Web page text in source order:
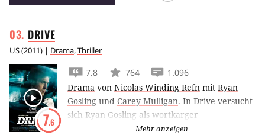
verfangen.
DRIVE
US(2011) | Drama,Thriller
7.6
7.8 764
1.096
Drama von Nicolas Winding Refn mit Ryan
Gosling und Carey Mulligan. In Drive versucht
sich Ryan Gosling als wortkarger
Fluchtwagenfahrer und Stuntman in LA. Für
Mehr anzeigen